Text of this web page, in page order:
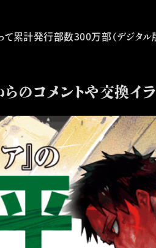
て累計発行部数300万部（デジタル
コメントや交換イラ